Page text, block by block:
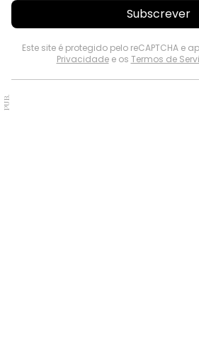
Subscrever
Este site é protegido pelo reCAPTCHA e
Privacidadee os Termos de
PUB.